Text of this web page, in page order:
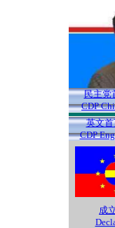
民主党
CDP
英文首
CDP
成